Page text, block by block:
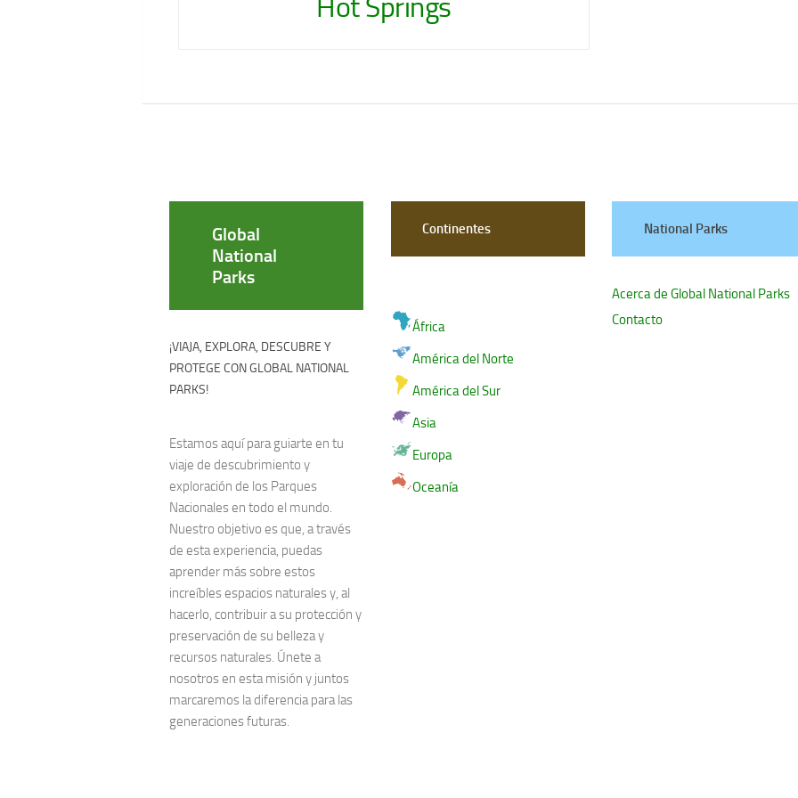
Hot Springs
Global
National
Parks
¡VIAJA, EXPLORA, DESCUBRE Y
PROTEGE CON GLOBAL NATIONAL
PARKS!
Estamos aquí para guiarte en tu
viaje de descubrimiento y
exploración de los Parques
Nacionales en todo el mundo.
Nuestro objetivo es que, a través
de esta experiencia, puedas
aprender más sobre estos
increíbles espacios naturales y, al
hacerlo, contribuir a su protección y
preservación de su belleza y
recursos naturales. Únete a
nosotros en esta misión y juntos
marcaremos la diferencia para las
generaciones futuras.
Continentes
África
América del Norte
América del Sur
Asia
Europa
Oceanía
National Parks
Acerca de Global National Parks
Contacto